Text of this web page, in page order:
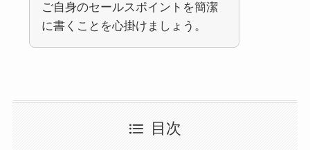
ご自身のセールスポイントを簡潔
に書くことを心掛けましょう。
目次